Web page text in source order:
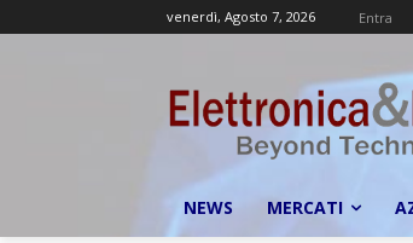
venerdì, Agosto 7, 2026 Entra
NEWS MERCATI